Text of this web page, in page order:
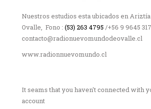
Nuestros estudios esta ubicados en Ariztía
Ovalle, Fono : (53) 263 4795 /+56 9 9645
contacto@radionuevomundodeovalle.cl
www.radionnuevomundo.cl
It seams that you haven't connected with
account